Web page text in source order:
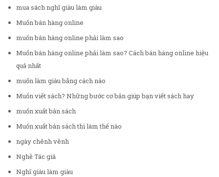
mua sách nghĩ giàu làm giàu
Muốn bán hàng online
muốn bán hàng online phải làm sao
Muốn bán hàng online phải làm sao? Cách bán hàng online hiệu
quả nhất
muốn làm giàu bằng cách nào
Muốn viết sách? Những bước cơ bản giúp bạn viết sách hay
muốn xuất bản sách
Muốn xuất bản sách thì làm thế nào
ngày chênh vênh
Nghề Tác giả
Nghĩ giàu làm giàu